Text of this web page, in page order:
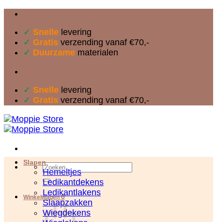
inhoud
✓ Snelle levering
✓ Gratis verzending vanaf €70,-
✓ Duurzame materialen
✓ Snelle levering
✓ Gratis verzending vanaf €70,-
Zoeken
naar:
Winkelwagen0
Slapen
Hemeltjes
Ledikantdekens
Ledikantlakens
Slaapzakken
Wiegdekens